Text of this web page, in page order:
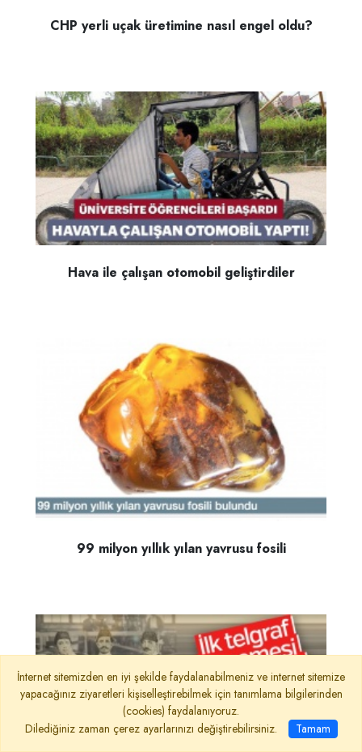
CHP yerli uçak üretimine nasıl engel oldu?
Hava ile çalışan otomobil geliştirdiler
99 milyon yıllık yılan yavrusu fosili
İnternet sitemizden en iyi şekilde faydalanabilmeniz ve internet sitemize
yapacağınız ziyaretleri kişiselleştirebilmek için tanımlama bilgilerinden
(cookies) faydalanıyoruz.
Dilediğiniz zaman çerez ayarlarınızı değiştirebilirsiniz.
Tamam